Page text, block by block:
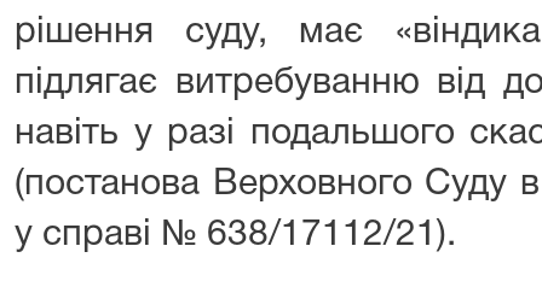
рішення суду, має
підлягає витребуванню від
навіть у разі подальшого
(постанова Верховного Суду
у справі № 638/17112/21).